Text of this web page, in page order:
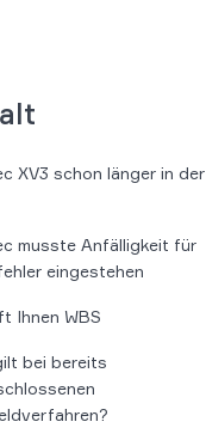
XV3 schon länger in der
musste Anfälligkeit für
eingestehen
Ihnen WBS
bei bereits